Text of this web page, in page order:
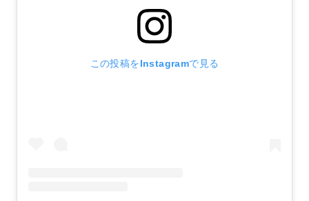
この投稿をInstagramで見る